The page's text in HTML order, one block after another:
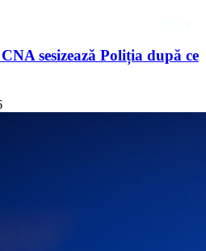
sesizează Poliția după ce